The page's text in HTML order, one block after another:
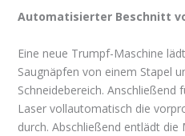
Automatisierter Beschnitt
Eine neue Trumpf-Maschine
Saugnäpfen von einem Stapel
Schneidebereich.
Laser vollautomatisch die
durch. Abschließend entlädt